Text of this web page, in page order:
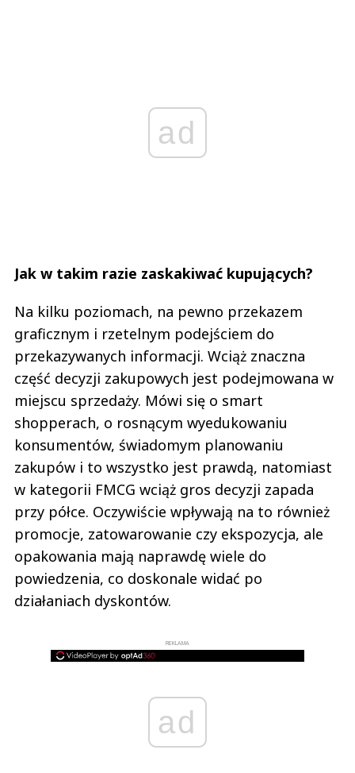
ad
Jak w takim razie zaskakiwać kupujących?
Na kilku poziomach, na pewno przekazem
graficznym i rzetelnym podejściem do
przekazywanych informacji. Wciąż znaczna
część decyzji zakupowych jest podejmowana w
miejscu sprzedaży. Mówi się o smart
shopperach, o rosnącym wyedukowaniu
konsumentów, świadomym planowaniu
zakupów i to wszystko jest prawdą, natomiast
w kategorii FMCG wciąż gros decyzji zapada
przy półce. Oczywiście wpływają na to również
promocje, zatowarowanie czy ekspozycja, ale
opakowania mają naprawdę wiele do
powiedzenia, co doskonale widać po
działaniach dyskontów.
REKLAMA
ad